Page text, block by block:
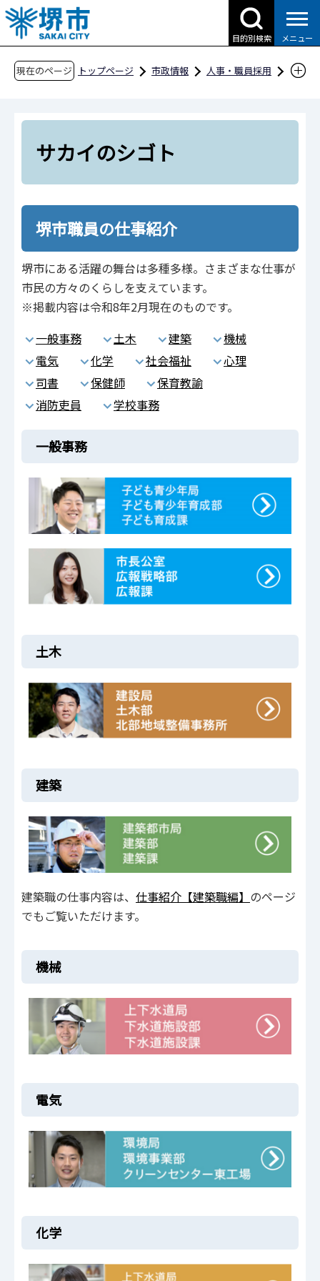
こ
の
ペ
目的別検索 メニュー
現在のページ トップページ 市政情報
人事・職員採用
職員・仕事紹介
サカイのシゴト
サカイのシゴト
堺市職員の仕事紹介
堺市にある活躍の舞台は多種多様。さまざまな仕事が
市民の方々のくらしを支えています。
※掲載内容は令和8年2月現在のものです。
一般事務
土木 建築
機械
電気
化学 社会福祉
心理
司書
保健師
保育教諭
消防吏員
学校事務
一般事務
土木
建築
建築職の仕事内容は、 仕事紹介【建築職編】 のページ
でもご覧いただけます。
機械
電気
化学